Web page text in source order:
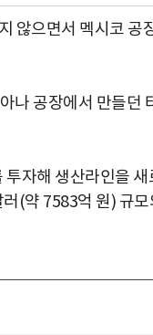
않으면서 멕시코 공
나 공장에서 만들던
자해 생산라인을
(약 7583억 원) 규